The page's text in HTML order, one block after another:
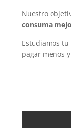
Nuestro
consuma
Estudiamos tu
pagar menos